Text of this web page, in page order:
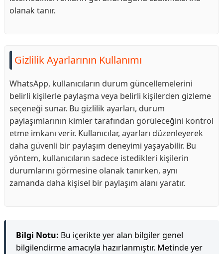
olanak tanır.
Gizlilik Ayarlarının Kullanımı
WhatsApp, kullanıcıların durum güncellemelerini
belirli kişilerle paylaşma veya belirli kişilerden gizleme
seçeneği sunar. Bu gizlilik ayarları, durum
paylaşımlarının kimler tarafından görüleceğini kontrol
etme imkanı verir. Kullanıcılar, ayarları düzenleyerek
daha güvenli bir paylaşım deneyimi yaşayabilir. Bu
yöntem, kullanıcıların sadece istedikleri kişilerin
durumlarını görmesine olanak tanırken, aynı
zamanda daha kişisel bir paylaşım alanı yaratır.
Bilgi Notu: Bu içerikte yer alan bilgiler genel
bilgilendirme amacıyla hazırlanmıştır. Metinde yer